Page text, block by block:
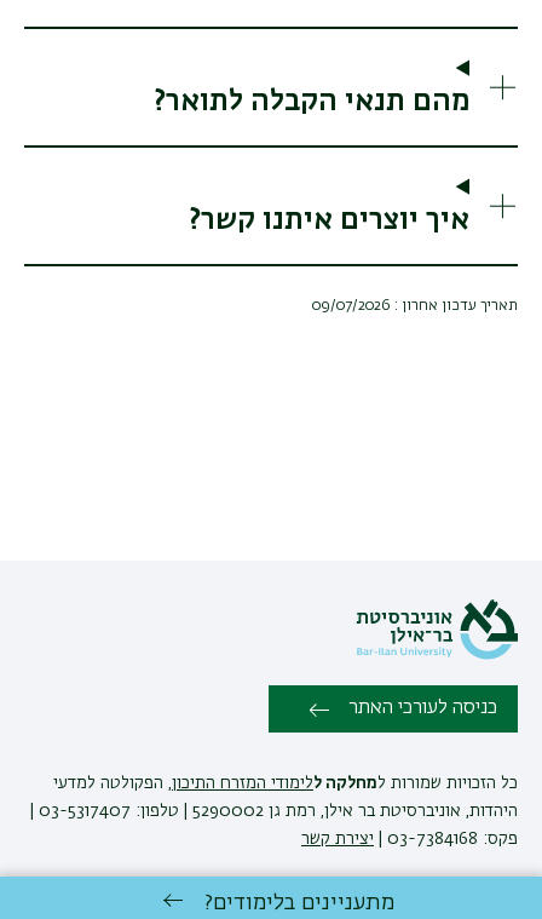
מהם תנאי הקבלה לתואר?
איך יוצרים איתנו קשר?
תאריך עדכון אחרון : 09/07/2026
כניסה לעורכי האתר
כל הזכויות שמורות למחלקה ללימודי המזרח התיכון , הפקולטה למדעי
פקס: 03-7384168 |
יצירת קשר
אגף תקשוב, אוניברסיטת בר-אילן
מתעניינים בלימודים?